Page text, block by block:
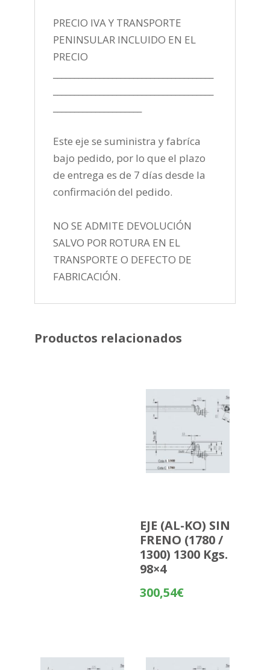
PRECIO IVA Y TRANSPORTE
PENINSULAR INCLUIDO EN EL
PRECIO
Este eje se suministra y fabríca
bajo pedido, por lo que el plazo
de entrega es de 7 días desde la
confirmación del pedido.
NO SE ADMITE DEVOLUCIÓN
SALVO POR ROTURA EN EL
TRANSPORTE O DEFECTO DE
FABRICACIÓN.
Productos relacionados
EJE (AL-KO) SIN
FRENO (1780 /
1300) 1300 Kgs.
98×4
300,54€